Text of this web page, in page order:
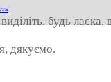
будь
дякуємо.